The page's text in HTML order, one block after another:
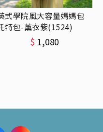
式學院風大容量媽媽包
特包-薰衣紫(1524)
$ 1,080